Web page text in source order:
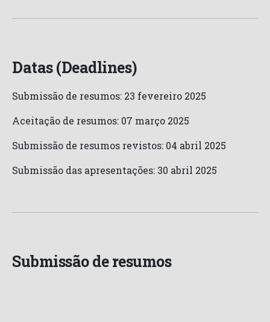
Datas (Deadlines)
Submissão de resumos: 23 fevereiro 2025
Aceitação de resumos: 07 março 2025
Submissão de resumos revistos: 04 abril 2025
Submissão das apresentações: 30 abril 2025
Submissão de resumos